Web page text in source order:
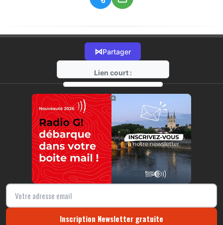
⋈Partager
Lien court :
https://radio-g.fr?13267
⧉
Inscription Newsletter gratuite